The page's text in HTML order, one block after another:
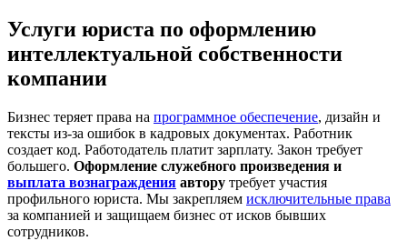
Услуги юриста по оформлению
интеллектуальной собственности
компании
Бизнес теряет права на программное обеспечение, дизайн и
тексты из-за ошибок в кадровых документах. Работник
создает код. Работодатель платит зарплату. Закон требует
большего. Оформление служебного произведения и
выплата вознаграждения автору требует участия
профильного юриста. Мы закрепляем исключительные права
за компанией и защищаем бизнес от исков бывших
сотрудников.